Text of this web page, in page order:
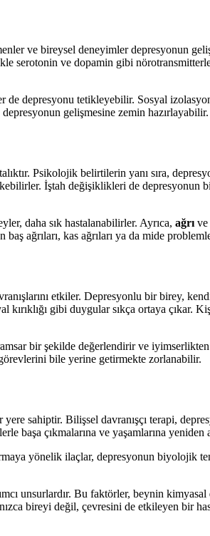
ve bireysel deneyimler depresyonun
serotonin ve dopamin gibi
depresyonu tetikleyebilir. Sosyal
gelişmesine zemin hazırlayabilir.
Psikolojik belirtilerin yanı sıra,
İştah değişiklikleri de depresyonun
daha sık hastalanabilirler. Ayrıca, ağrı ve
ağrıları, kas ağrıları ya da mide
etkiler. Depresyonlu bir birey,
kırıklığı gibi duygular sıkça ortaya çıkar.
bir şekilde değerlendirir ve iyimserlikten
bile yerine getirmekte zorlanabilir.
sahiptir. Bilişsel davranışçı terapi,
başa çıkmalarına ve yaşamlarına yeniden
yönelik ilaçlar, depresyonun biyolojik
unsurlardır. Bu faktörler, beynin
bireyi değil, çevresini de etkileyen bir